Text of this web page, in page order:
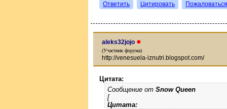
Ответить Цитировать Пожаловаться
aleks32jojo ●
(Участник форума)
http://venesuela-iznutri.blogspot.com/
Цитата:
Сообщение от Snow Queen
[
Цитата: